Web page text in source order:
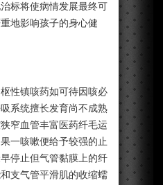
标将使病情发展最终可
地影响孩子的身心健
性镇咳药如可待因咳必
系统擅长发育尚不成熟
窄血管丰富医药纤毛运
一咳嗽便给予较强的止
停止但气管黏膜上的纤
支气管平滑肌的收缩蠕